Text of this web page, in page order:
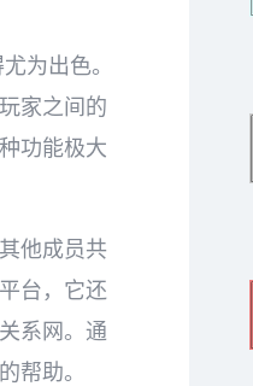
为出色。
家之间的
功能极大
他成员共
台，它还
系网。通
帮助。